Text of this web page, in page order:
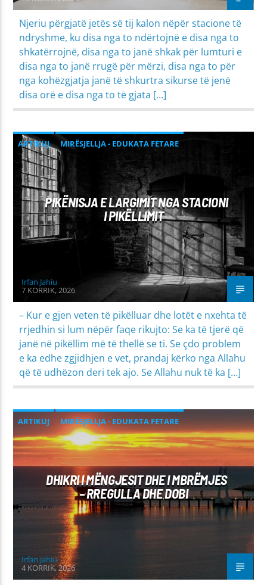
Njeriu përgjatë jetës së tij kalon nëpër stacione të
ndryshme, ku disa nga to ndërtojnë e disa nga to
shkatërrojnë, disa nga to janë shkak për lumturi e
disa nga to janë rrugë për mërzi, disa nga to për
nga kohëzgjatja janë të shkurtra sikurse të jenë
disa orë e disa nga to të gjata […]
ARTIKUJ
MIRËSJELLJA - EDUKATA FETARE
PROBLEME SHPIRTËRORE & SHOQËRORE
PIKËNISJA E LARGIMIT NGA STACIONI
I PIKËLLIMIT
Irfan Jahiu
7 KORRIK, 2026
– Kur e gjen veten të pikëlluar dhe lotët e nxehta të
rrjedhin si lum nëpër faqe rikujto: Se ka të tjerë që
janë në pikëllim më të thellë se ti. Se çdo problem
e ka edhe zgjidhjen e vet, prandaj kërko nga Allahu
që të udhëzon deri tek ajo. Se Allahu nuk të ka […]
ARTIKUJ MIRËSJELLJA - EDUKATA FETARE
DHIKRI I MËNGJESIT DHE I MBRËMJES
– RREGULLA DHE DOBI
Irfan Jahiu
4 KORRIK, 2026